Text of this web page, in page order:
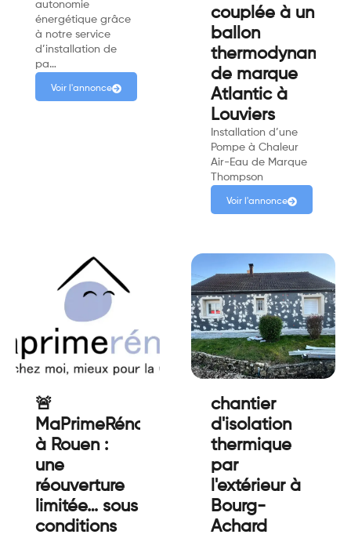
autonomie
énergétique grâce
à notre service
d’installation de
pa…
Voir l'annonce
couplée à un
ballon
de marque
Atlantic à
Louviers
Installation d’une
Pompe à Chaleur
Air-Eau de Marque
Thompson
Voir l'annonce
🚨
MaPrimeRénov'
à Rouen :
une
réouverture
limitée… sous
conditions
chantier
d'isolation
thermique
par
l'extérieur à
Bourg-
Achard